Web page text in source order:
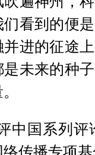
们看到的便
并进的征途
是未来的种
评中国系列
传播专项